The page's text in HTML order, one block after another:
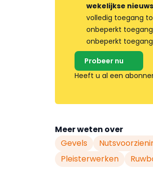
wekelijkse
volledig toegang
onbeperkt
onbeperkt
Probeer nu
Heeft u al een
Meer weten over
Gevels
Pleisterwerken